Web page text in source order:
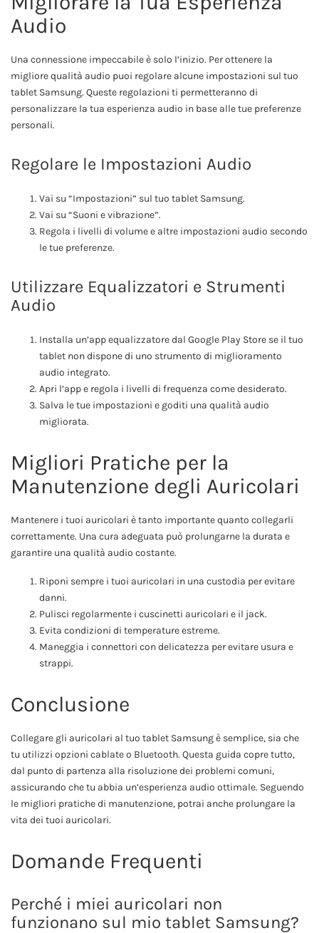
Audio
Una connessione impeccabile è solo l’inizio. Per ottenere la
migliore qualità audio puoi regolare alcune impostazioni sul tuo
tablet Samsung. Queste regolazioni ti permetteranno di
personalizzare la tua esperienza audio in base alle tue preferenze
personali.
Regolare le Impostazioni Audio
Vai su “Impostazioni” sul tuo tablet Samsung.
Vai su “Suoni e vibrazione”.
Regola i livelli di volume e altre impostazioni audio secondo
le tue preferenze.
Utilizzare Equalizzatori e Strumenti
Audio
Installa un’app equalizzatore dal Google Play Store se il tuo
tablet non dispone di uno strumento di miglioramento
audio integrato.
Apri l’app e regola i livelli di frequenza come desiderato.
Salva le tue impostazioni e goditi una qualità audio
migliorata.
Migliori Pratiche per la
Manutenzione degli Auricolari
Mantenere i tuoi auricolari è tanto importante quanto collegarli
correttamente. Una cura adeguata può prolungarne la durata e
garantire una qualità audio costante.
Riponi sempre i tuoi auricolari in una custodia per evitare
danni.
Pulisci regolarmente i cuscinetti auricolari e il jack.
Evita condizioni di temperature estreme.
Maneggia i connettori con delicatezza per evitare usura e
strappi.
Conclusione
Collegare gli auricolari al tuo tablet Samsung è semplice, sia che
tu utilizzi opzioni cablate o Bluetooth. Questa guida copre tutto,
dal punto di partenza alla risoluzione dei problemi comuni,
assicurando che tu abbia un’esperienza audio ottimale. Seguendo
le migliori pratiche di manutenzione, potrai anche prolungare la
vita dei tuoi auricolari.
Domande Frequenti
Perché i miei auricolari non
funzionano sul mio tablet Samsung?